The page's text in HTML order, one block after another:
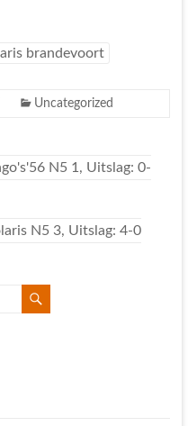
brandevoort
Uncategorized
N5 1, Uitslag: 0-
N5 3, Uitslag: 4-0